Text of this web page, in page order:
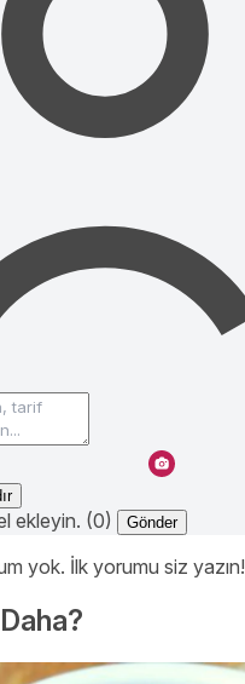
ekleyin. (0) Gönder
yok. İlk yorumu siz yazın!